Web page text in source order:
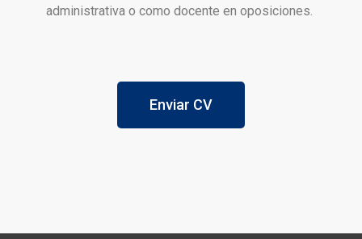
administrativa o como docente en oposiciones.
Enviar CV